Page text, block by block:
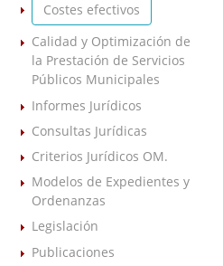
Costes efectivos
Calidad y Optimización de
la Prestación de Servicios
Públicos Municipales
Informes Jurídicos
Consultas Jurídicas
Criterios Jurídicos OM.
Modelos de Expedientes y
Ordenanzas
Legislación
Publicaciones